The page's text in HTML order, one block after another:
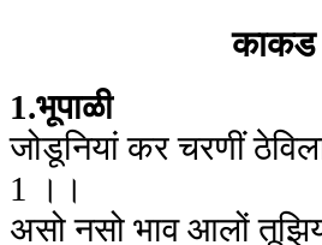
1.भूपाळी
जोडूनियां कर चरणीं
1 ।।
असो नसो भाव आलों